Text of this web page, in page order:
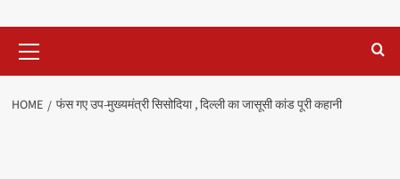
HOME फंस गए उप-मुख्यमंत्री सिसोदिया , दिल्ली का जासूसी कांड पूरी कहानी